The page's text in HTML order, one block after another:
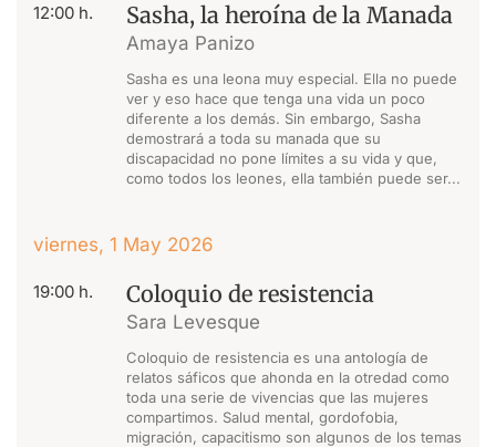
12:00 h. Sasha, la heroína de la Manada
Amaya Panizo
Sasha es una leona muy especial. Ella no puede
ver y eso hace que tenga una vida un poco
diferente a los demás. Sin embargo, Sasha
demostrará a toda su manada que su
discapacidad no pone límites a su vida y que,
como todos los leones, ella también puede ser...
viernes, 1 May 2026
19:00 h. Coloquio de resistencia
Sara Levesque
Coloquio de resistencia es una antología de
relatos sáficos que ahonda en la otredad como
toda una serie de vivencias que las mujeres
compartimos. Salud mental, gordofobia,
migración, capacitismo son algunos de los temas